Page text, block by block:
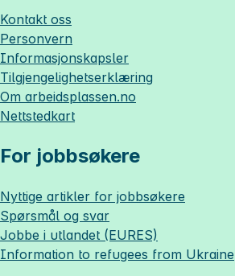
Kontakt oss
Personvern
Informasjonskapsler
Tilgjengelighetserklæring
Om arbeidsplassen.no
Nettstedkart
For jobbsøkere
Nyttige artikler for jobbsøkere
Spørsmål og svar
Jobbe i utlandet (EURES)
Information to refugees from Ukraine